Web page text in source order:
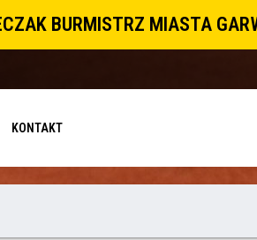
BURMISTRZ MIASTA
KONTAKT